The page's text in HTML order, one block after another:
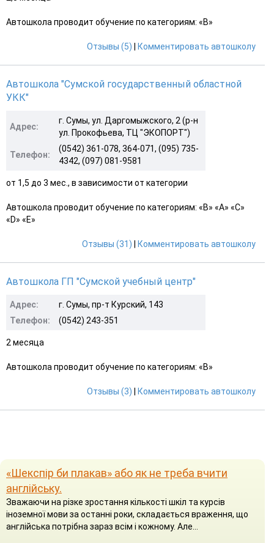
Автошкола проводит обучение по категориям: «B»
Отзывы (5) Комментировать автошколу
Автошкола "Сумской государственный областной
УКК"
Адрес:
г. Сумы, ул. Даргомыжского, 2 (р-н
ул. Прокофьева, ТЦ "ЭКОПОРТ")
Телефон:
(0542) 361-078, 364-071, (095) 735-
4342, (097) 081-9581
от 1,5 до 3 мес., в зависимости от категории
Автошкола проводит обучение по категориям: «B» «A» «С»
«D» «E»
Отзывы (31) Комментировать автошколу
Автошкола ГП "Сумской учебный центр"
Адрес:
г. Сумы, пр-т Курский, 143
Телефон:
(0542) 243-351
2 месяца
Автошкола проводит обучение по категориям: «B»
Отзывы (3) Комментировать автошколу
«Шекспір би плакав» або як не треба вчити
англійську.
Зважаючи на різке зростання кількості шкіл та курсів
іноземної мови за останні роки, складається враження, що
англійська потрібна зараз всім і кожному. Але...